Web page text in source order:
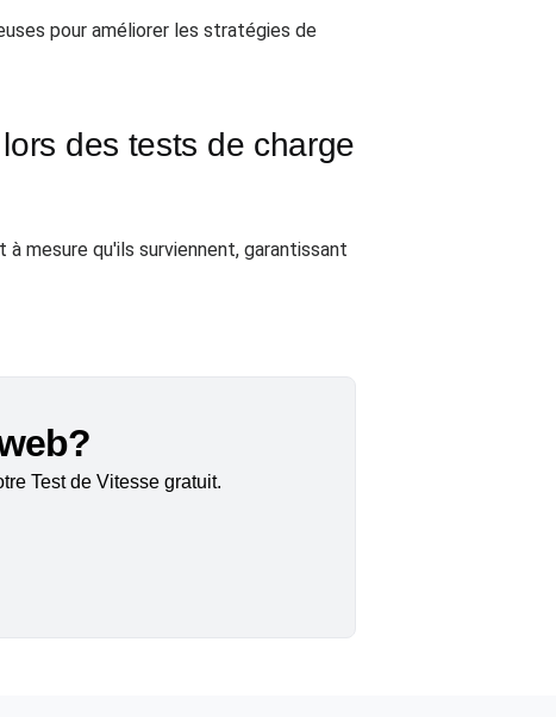
pour améliorer les stratégies de
des tests de charge
mesure qu'ils surviennent, garantissant
Test de Vitesse gratuit.